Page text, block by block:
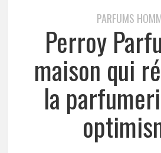
PARFUMS
Perroy
maison qui
la